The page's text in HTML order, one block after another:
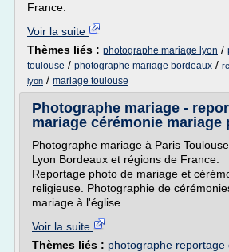
France.
Voir la suite
Thèmes liés : photographe mariage lyon /
toulouse / photographe mariage bordeaux /
lyon / mariage toulouse
Photographe mariage -
mariage cérémonie mariage
Photographe mariage à Paris Toulouse
Lyon Bordeaux et régions de France.
Reportage photo de mariage et
religieuse. Photographie de
mariage à l'église.
Voir la suite
Thèmes liés : photographe reportage